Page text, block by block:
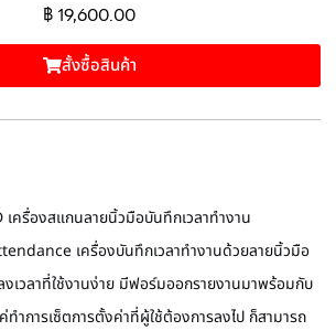
฿19,600.00
สั้งซื้อสินค้า
ครื่องสแกนลายนิ้วมือบันทึกเวลาทำงาน
เครื่องบันทึกเวลาทำงานด้วยลายนิ้วมือ
เวลาที่ใช้งานง่าย มีฟอร์มออกรายงานมาพร้อมกับ
ำการเซ็ตการตั้งค่าที่ผู้ใช้ต้องการลงไป ก็สามารถ